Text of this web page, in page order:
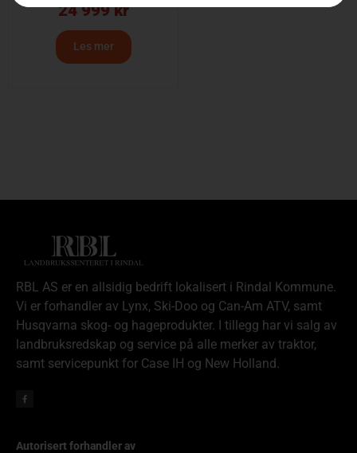
24 999kr
Les mer
RBL AS er en allsidig bedrift lokalisert i Rindal Kommune.
Vi er forhandler av Lynx, Ski-Doo og Can-Am ATV, samt
Husqvarna skog- og hageprodukter. I tillegg har vi salg av
landbruksredskap og service på alle merker av traktor,
samt servicepunkt for Case IH og New Holland.
Autorisert forhandler av